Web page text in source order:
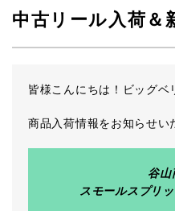
中古リール入荷＆
皆様こんにちは！ビッグベ
商品入荷情報をお知らせい
谷山
スモールスプリ